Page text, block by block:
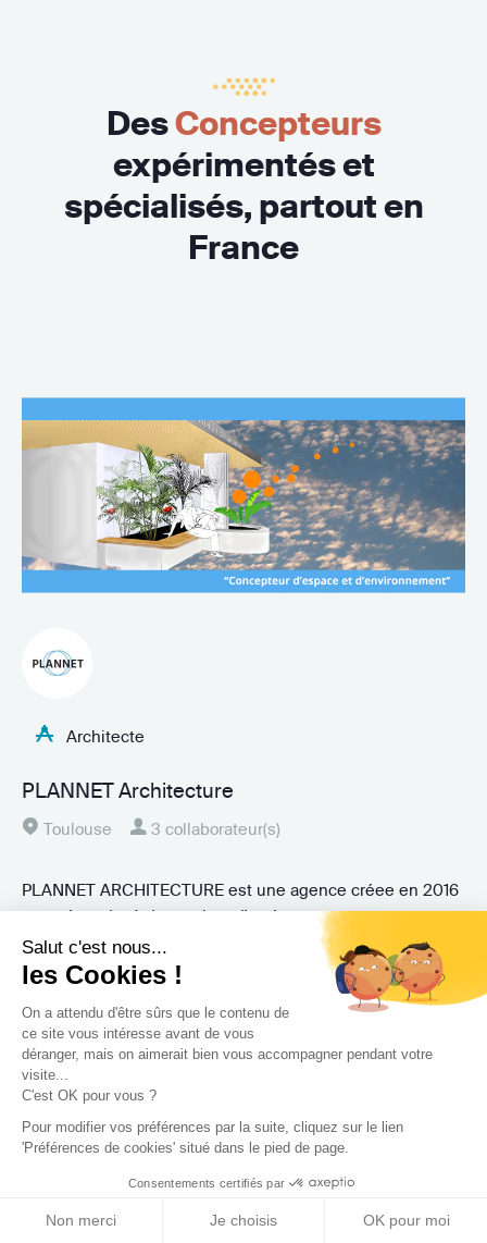
Salut c'est nous...
les Cookies !
On a attendu d'être sûrs que le contenu de
ce site vous intéresse avant de vous
déranger, mais on aimerait bien vous accompagner pendant votre
visite...
C'est OK pour vous ?
Pour modifier vos préférences par la suite, cliquez sur le lien
'Préférences de cookies' situé dans le pied de page.
Consentements certifiés par
Non merci Je choisis OK pour moi
DesConcepteurs
expérimentés et
spécialisés, partout en
France
Architecte
PLANNET Architecture
Toulouse 3 collaborateur(s)
PLANNET ARCHITECTURE est une agence créee en 2016
pour répondre à des projets d'aménagement,...
1 avis Fiche détaillée ➝